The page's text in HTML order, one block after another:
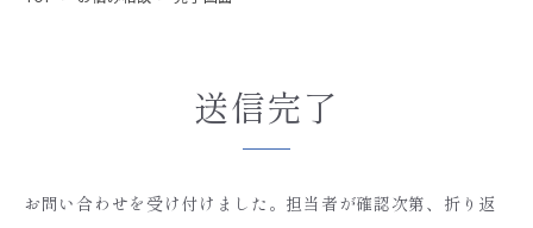
送信完了
お問い合わせを受け付けました。担当者が確認次第、折り返